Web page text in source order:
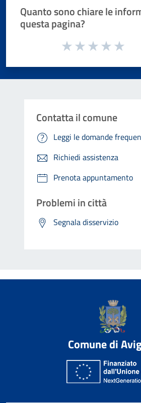
Quanto sono chiare le
questa pagina?
Valuta da 1 a 5 stelle la pagina
Contatta il comune
Leggi le domande
Richiedi assistenza
Prenota appuntamento
Problemi in città
Segnala disservizio
Comune di